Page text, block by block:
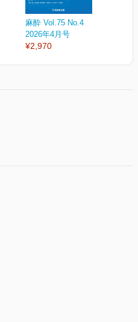
麻酔 Vol.75 No.4
2026年4月号
¥2,970